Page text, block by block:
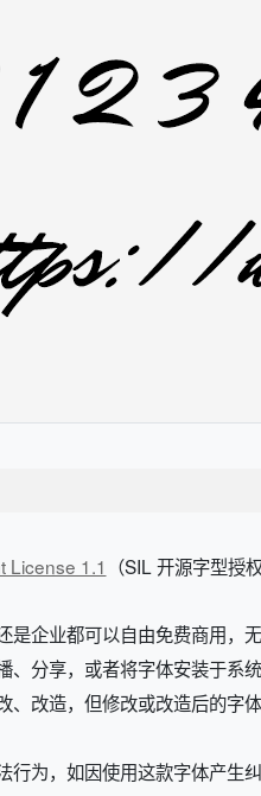
License 1.1 （SIL 开源字型授
企业都可以自由免费商用，
分享，或者将字体安装于系
、改造，但修改或改造后的字
为，如因使用这款字体产生